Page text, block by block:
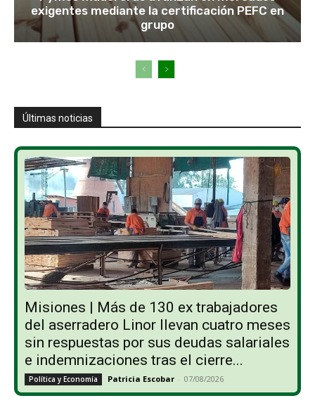
exigentes mediante la certificación PEFC en
grupo
Últimas noticias
Misiones | Más de 130 ex trabajadores
del aserradero Linor llevan cuatro meses
sin respuestas por sus deudas salariales
e indemnizaciones tras el cierre...
Política y Economía Patricia Escobar - 07/08/2026